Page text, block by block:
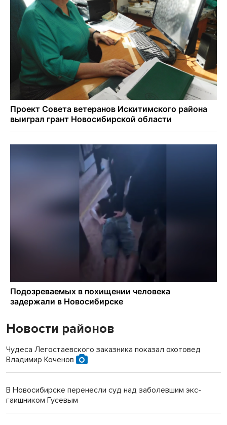
Новости районов
Чудеса Легостаевского заказника показал охотовед
Владимир Коченов
В Новосибирске перенесли суд над заболевшим экс-
гаишником Гусевым